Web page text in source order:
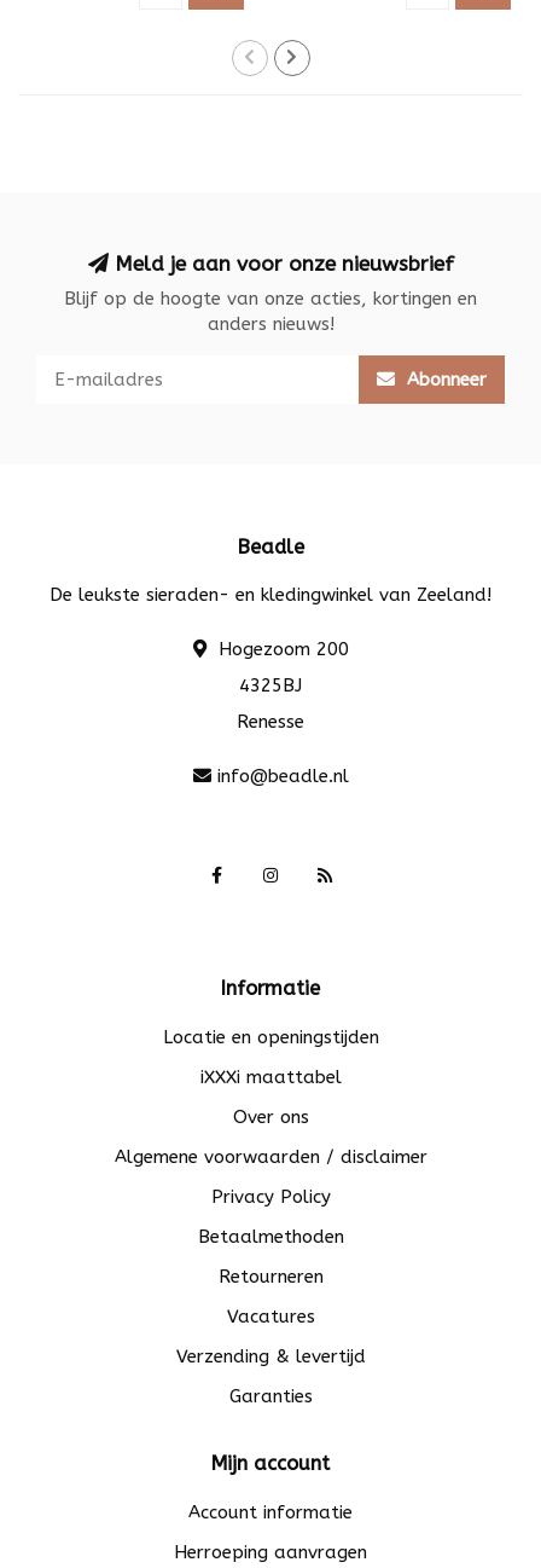
Meld je aan voor onze nieuwsbrief
Blijf op de hoogte van onze acties, kortingen en
anders nieuws!
Abonneer
Beadle
De leukste sieraden- en kledingwinkel van Zeeland!
Hogezoom 200
4325BJ
Renesse
info@beadle.nl
Informatie
Locatie en openingstijden
iXXXi maattabel
Over ons
Algemene voorwaarden / disclaimer
Privacy Policy
Betaalmethoden
Retourneren
Vacatures
Verzending & levertijd
Garanties
Mijn account
Account informatie
Herroeping aanvragen